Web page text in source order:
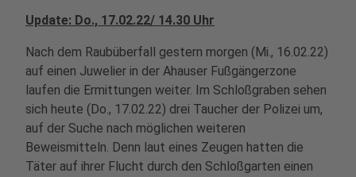
Update: Do., 17.02.22/ 14.30 Uhr
Nach dem Raubüberfall gestern morgen (Mi., 16.02.22)
auf einen Juwelier in der Ahauser Fußgängerzone
laufen die Ermittungen weiter. Im Schloßgraben sehen
sich heute (Do., 17.02.22) drei Taucher der Polizei um,
auf der Suche nach möglichen weiteren
Beweismitteln. Denn laut eines Zeugen hatten die
Täter auf ihrer Flucht durch den Schloßgarten einen